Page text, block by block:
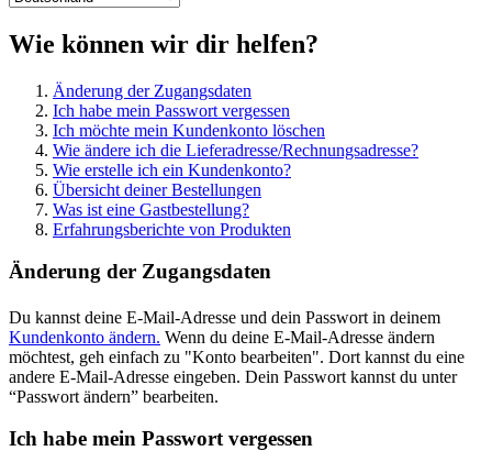
Wie können wir dir helfen?
Änderung der Zugangsdaten
Ich habe mein Passwort vergessen
Ich möchte mein Kundenkonto löschen
Wie ändere ich die Lieferadresse/Rechnungsadresse?
Wie erstelle ich ein Kundenkonto?
Übersicht deiner Bestellungen
Was ist eine Gastbestellung?
Erfahrungsberichte von Produkten
Änderung der Zugangsdaten
Du kannst deine E-Mail-Adresse und dein Passwort in deinem
Kundenkonto ändern. Wenn du deine E-Mail-Adresse ändern
möchtest, geh einfach zu "Konto bearbeiten". Dort kannst du eine
andere E-Mail-Adresse eingeben. Dein Passwort kannst du unter
“Passwort ändern” bearbeiten.
Ich habe mein Passwort vergessen